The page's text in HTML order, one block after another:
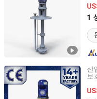
1
Jiangsu, China
산
보
Guangzhou Hennvi